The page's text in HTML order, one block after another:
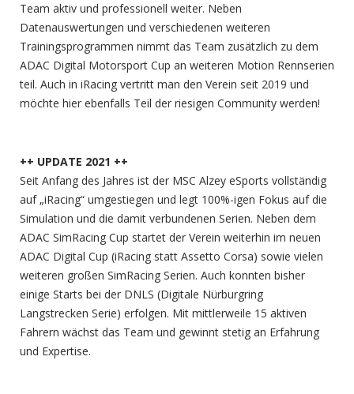
Team aktiv und professionell weiter. Neben
Datenauswertungen und verschiedenen weiteren
Trainingsprogrammen nimmt das Team zusätzlich zu dem
ADAC Digital Motorsport Cup an weiteren Motion Rennserien
teil. Auch in iRacing vertritt man den Verein seit 2019 und
möchte hier ebenfalls Teil der riesigen Community werden!
++ UPDATE 2021 ++
Seit Anfang des Jahres ist der MSC Alzey eSports vollständig
auf „iRacing“ umgestiegen und legt 100%-igen Fokus auf die
Simulation und die damit verbundenen Serien. Neben dem
ADAC SimRacing Cup startet der Verein weiterhin im neuen
ADAC Digital Cup (iRacing statt Assetto Corsa) sowie vielen
weiteren großen SimRacing Serien. Auch konnten bisher
einige Starts bei der DNLS (Digitale Nürburgring
Langstrecken Serie) erfolgen. Mit mittlerweile 15 aktiven
Fahrern wächst das Team und gewinnt stetig an Erfahrung
und Expertise.